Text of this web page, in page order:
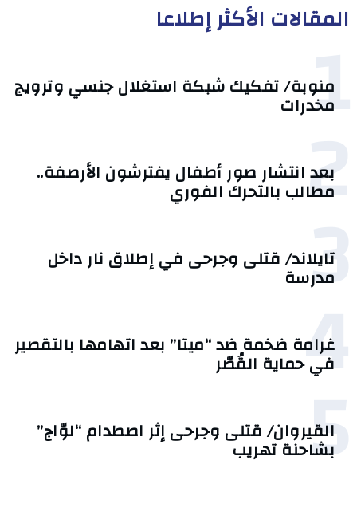
المقالات الأكثر إطلاعا
1
منوبة/ تفكيك شبكة استغلال جنسي وترويج
مخدرات
2
بعد انتشار صور أطفال يفترشون الأرصفة..
مطالب بالتحرك الفوري
3
تايلاند/ قتلى وجرحى في إطلاق نار داخل
مدرسة
4
غرامة ضخمة ضد “ميتا” بعد اتهامها بالتقصير
في حماية القُصّر
5
القيروان/ قتلى وجرحى إثر اصطدام “لوّاج”
بشاحنة تهريب